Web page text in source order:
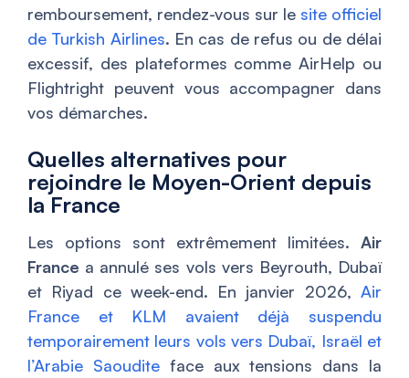
remboursement, rendez-vous sur le site officiel
de Turkish Airlines. En cas de refus ou de délai
excessif, des plateformes comme AirHelp ou
Flightright peuvent vous accompagner dans
vos démarches.
Quelles alternatives pour
rejoindre le Moyen-Orient depuis
la France
Les options sont extrêmement limitées. Air
France a annulé ses vols vers Beyrouth, Dubaï
et Riyad ce week-end. En janvier 2026, Air
France et KLM avaient déjà suspendu
temporairement leurs vols vers Dubaï, Israël et
l’Arabie Saouditeface aux tensions dans la